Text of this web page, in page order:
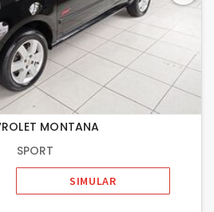
MONTANA
SPORT
SIMULAR